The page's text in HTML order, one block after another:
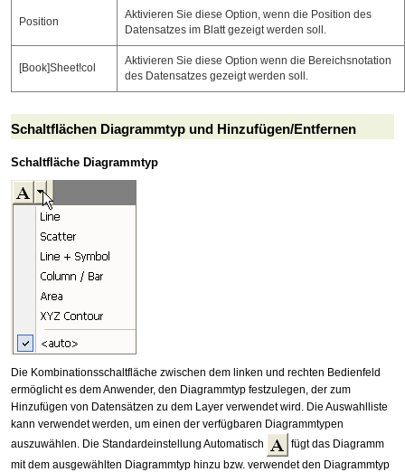
Position
Aktivieren Sie diese Option, wenn die Position des
Datensatzes im Blatt gezeigt werden soll.
[Book]Sheet!col
Aktivieren Sie diese Option wenn die Bereichsnotation
des Datensatzes gezeigt werden soll.
Schaltflächen Diagrammtyp und Hinzufügen/Entfernen
Schaltfläche Diagrammtyp
Die Kombinationsschaltfläche zwischen dem linken und rechten Bedienfeld
ermöglicht es dem Anwender, den Diagrammtyp festzulegen, der zum
Hinzufügen von Datensätzen zu dem Layer verwendet wird. Die Auswahlliste
kann verwendet werden, um einen der verfügbaren Diagrammtypen
auszuwählen. Die Standardeinstellung Automatisch
fügt das Diagramm
mit dem ausgewählten Diagrammtyp hinzu bzw. verwendet den Diagrammtyp